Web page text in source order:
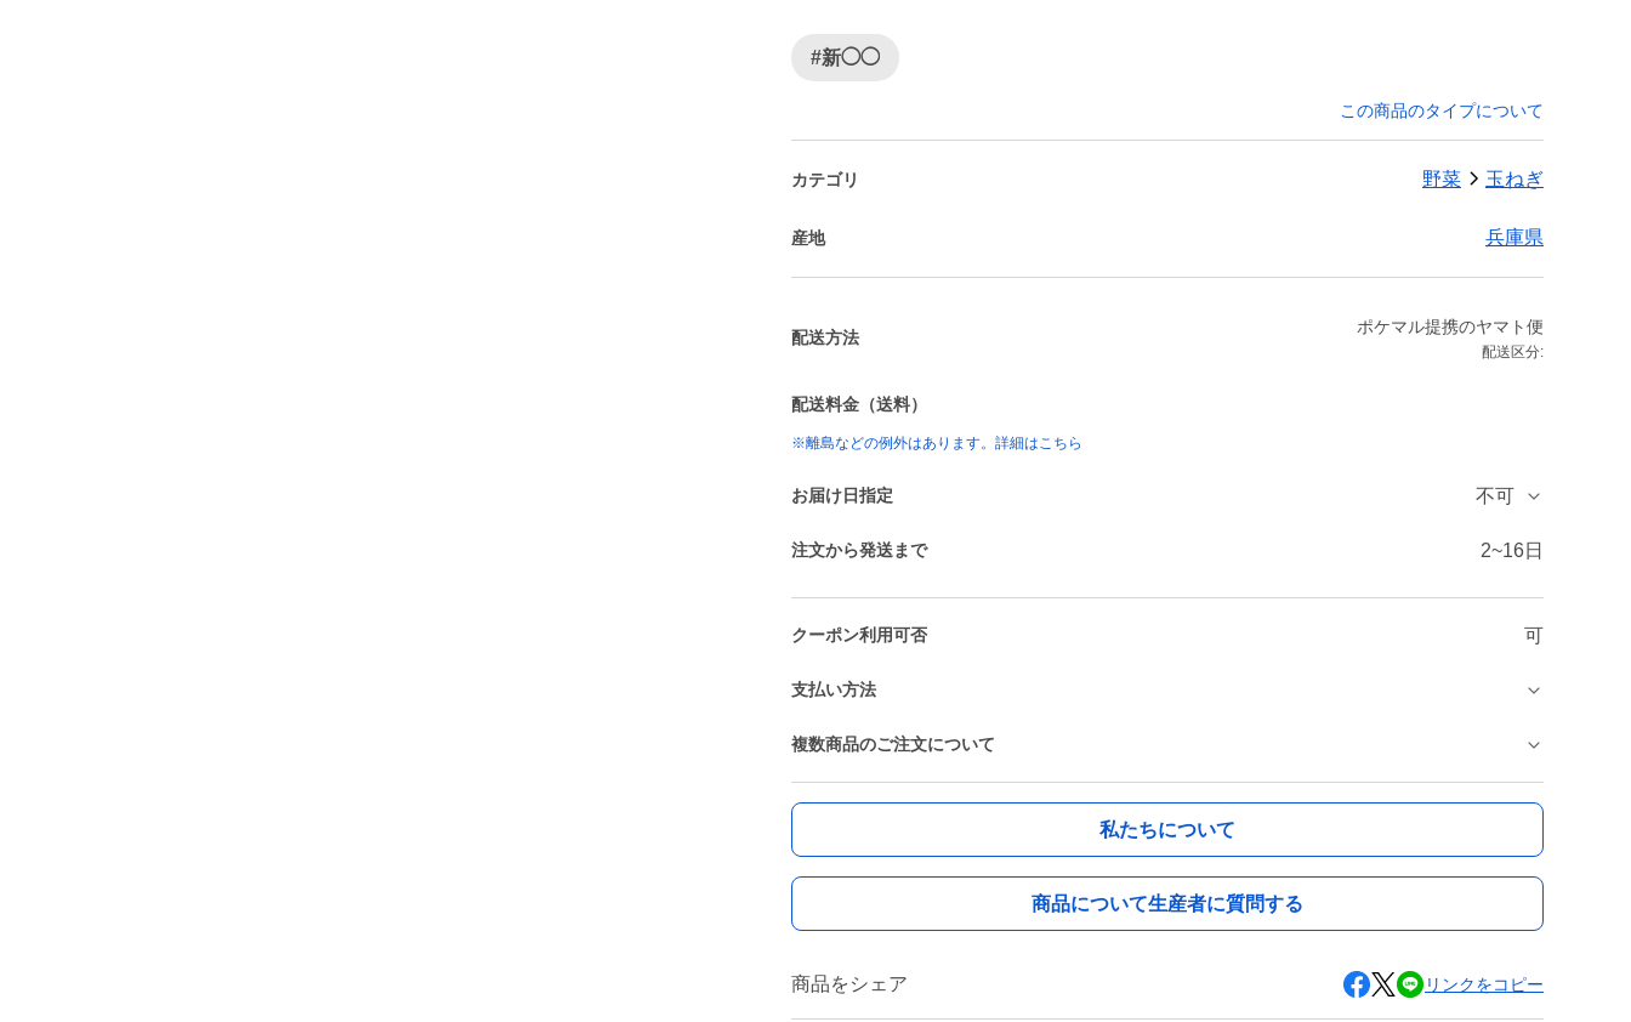
#新◯◯
この商品のタイプについて
カテゴリ 野菜 玉ねぎ
産地 兵庫県
配送方法
ポケマル提携のヤマト便
配送区分:
配送料金（送料）
※離島などの例外はあります。詳細はこちら
お届け日指定 不可
注文から発送まで 2~16日
クーポン利用可否 可
支払い方法
複数商品のご注文について
私たちについて
商品について生産者に質問する
商品をシェア リンクをコピー